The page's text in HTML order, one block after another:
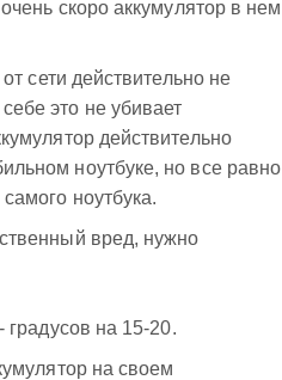
скоро аккумулятор в нем
сети действительно не
это не убивает
действительно
ноутбуке, но все равно
ноутбука.
вред, нужно
градусов на 15-20.
на своем